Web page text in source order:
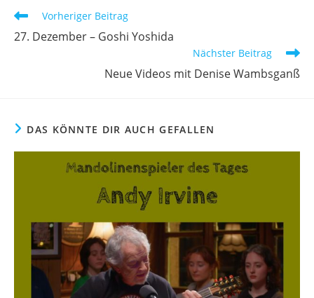
Vorheriger Beitrag
27. Dezember – Goshi Yoshida
Nächster Beitrag
Neue Videos mit Denise Wambsganß
DAS KÖNNTE DIR AUCH GEFALLEN